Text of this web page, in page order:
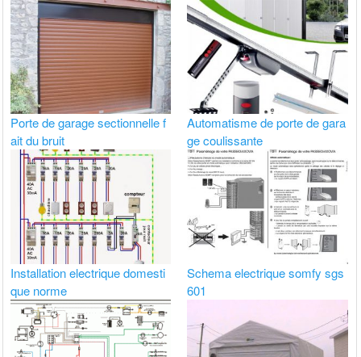
Porte de garage sectionnelle f
ait du bruit
Automatisme de porte de gara
ge coulissante
Installation electrique domesti
que norme
Schema electrique somfy sgs
601